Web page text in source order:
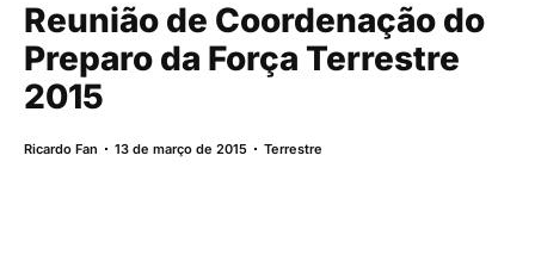
Reunião de Coordenação do
Preparo da Força Terrestre
2015
Ricardo Fan 13 de março de 2015 Terrestre